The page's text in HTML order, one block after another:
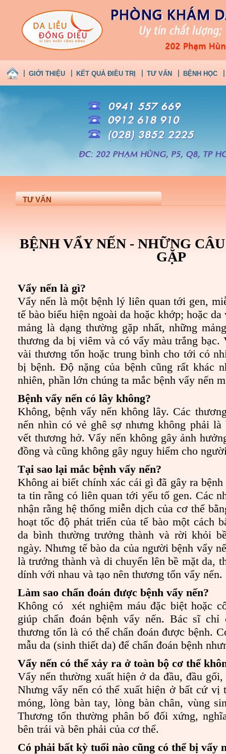
GIỚI THIỆU KẾT QUẢ ĐIỀU TRỊ TƯ VẤN BỆNH HỌC
TƯ VẤN
BỆNH VẨY NẾN - NHỮNG
GẶP
Vẩy nến là gì?
Vẩy nến là một bệnh lý liên quan tới gen,
tế bào biểu hiện ngoài da hoặc khớp; hoặc
mảng là dạng thường gặp nhất, những
thương da bị viêm và có vẩy màu trắng bạc.
vài thương tổn hoặc trung bình cho tới có
bị bệnh. Độ nặng của bệnh cũng rất khác
nhiên, phần lớn chúng ta mắc bệnh vẩy nến
Bệnh vẩy nến có lây không?
Không, bệnh vẩy nến không lây. Các
nến nhìn có vẻ ghê sợ nhưng không phải
vết thương hở. Vẩy nến không gây ảnh
đồng và cũng không gây nguy hiểm cho
Tại sao lại mắc bệnh vẩy nến?
Không ai biết chính xác cái gì đã gây ra
ta tin rằng có liên quan tới yếu tố gen. Các
nhận rằng hệ thống miễn dịch của cơ thể
hoạt tốc độ phát triển của tế bào một cách
da bình thường trưởng thành và rời khỏi
ngày. Nhưng tế bào da của người bệnh vẩy
là trưởng thành và di chuyển lên bề mặt da,
dính với nhau và tạo nên thương tổn vẩy nến.
Làm sao chẩn đoán được bệnh vẩy nến?
Không có xét nghiệm máu đặc biệt hoặc
giúp chẩn đoán bệnh vẩy nến. Bác sĩ chỉ
thương tổn là có thể chẩn đoán được bệnh.
mẫu da (sinh thiết da) để chẩn đoán bệnh
Vẩy nến có thể xảy ra ở toàn bộ cơ thể
Vẩy nến thường xuất hiện ở da đầu, đầu
Nhưng vẩy nến có thể xuất hiện ở bất cứ vị
móng, lòng bàn tay, lòng bàn chân, vùng
Thương tổn thường phân bố đối xứng,
bên trái và bên phải của cơ thể.
Có phải bất kỳ tuổi nào cũng có thể bị vẩy